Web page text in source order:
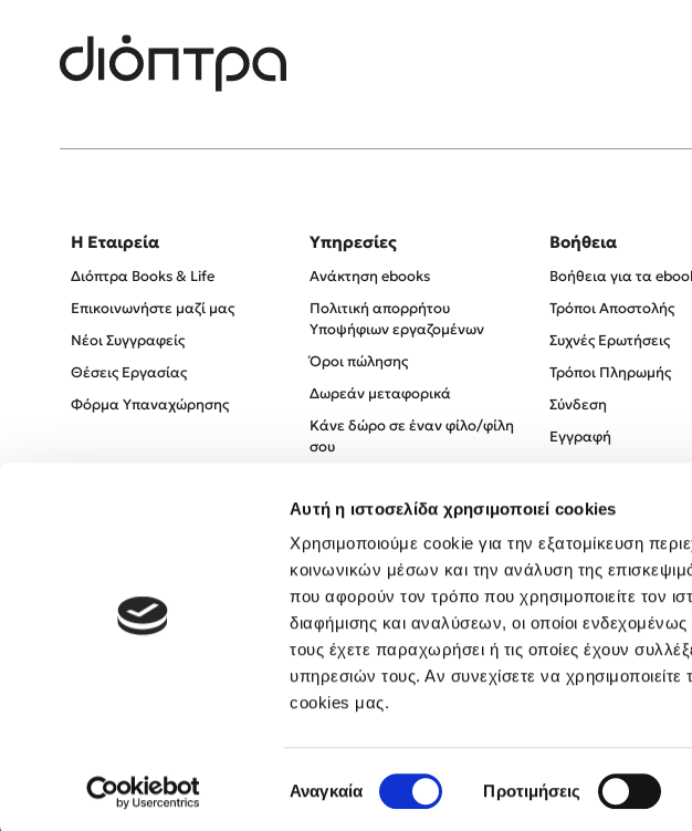
Αυτή η ιστοσελίδα χρησιμοποιεί cookies
Χρησιμοποιούμε cookie για την εξατομίκευση
κοινωνικών μέσων και την ανάλυση της
που αφορούν τον τρόπο που χρησιμοποιείτε τον
διαφήμισης και αναλύσεων, οι οποίοι
τους έχετε παραχωρήσει ή τις οποίες έχουν
υπηρεσιών τους. Αν συνεχίσετε να
cookies μας.
συγκατάθεσης
Αναγκαία Προτιμήσεις
Η Εταιρεία
Διόπτρα Books & Life
Επικοινωνήστε μαζί μας
Νέοι Συγγραφείς
Θέσεις Εργασίας
Φόρμα Υπαναχώρησης
Υπηρεσίες
Ανάκτηση ebooks
Πολιτική απορρήτου
Υποψήφιων εργαζομένων
Όροι πώλησης
Δωρεάν μεταφορικά
Κάνε δώρο σε έναν φίλο/φίλη
σου
Πολιτική Απορρήτου
Όροι χρήσης
Βοήθεια
Βοήθεια για τα
Τρόποι Αποστολής
Συχνές Ερωτήσεις
Τρόποι Πληρωμής
Σύνδεση
Εγγραφή